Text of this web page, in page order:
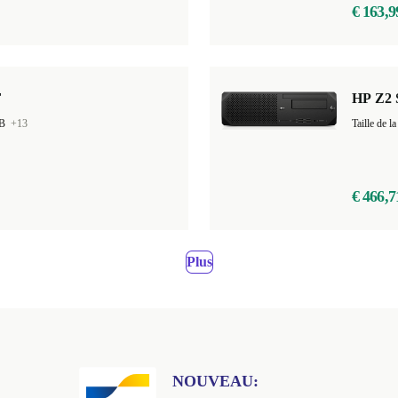
€
+13
HP Z2
Taille de
€
Plus
NOUVEAU: